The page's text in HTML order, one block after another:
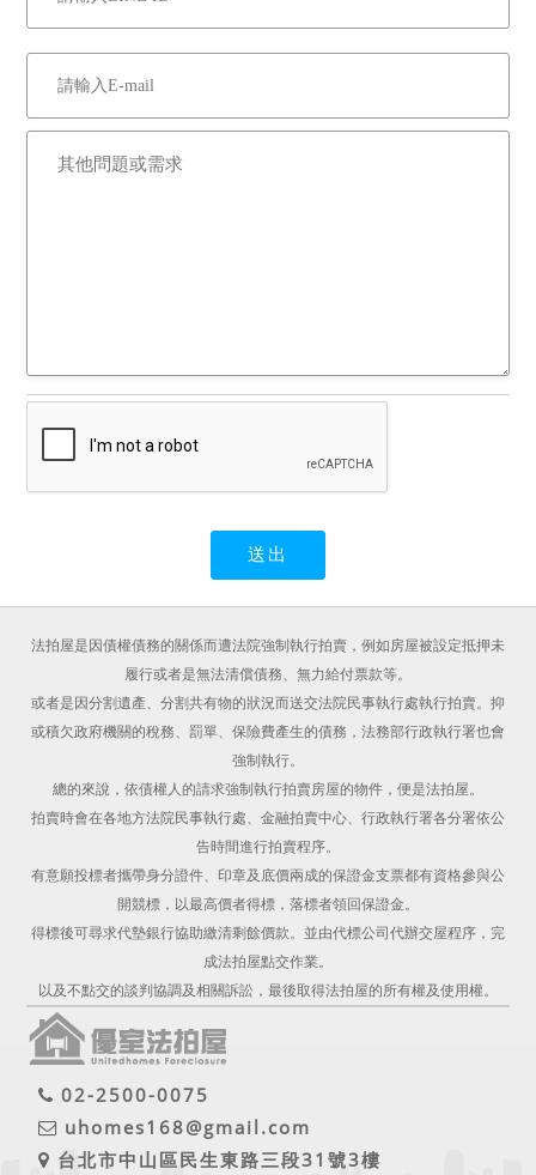
法拍屋是因債權債務的關係而遭法院強制執行拍賣，例如房屋被設定抵押未
履行或者是無法清償債務、無力給付票款等。
或者是因分割遺產、分割共有物的狀況而送交法院民事執行處執行拍賣。抑
或積欠政府機關的稅務、罰單、保險費產生的債務，法務部行政執行署也會
強制執行。
總的來說，依債權人的請求強制執行拍賣房屋的物件，便是法拍屋。
拍賣時會在各地方法院民事執行處、金融拍賣中心、行政執行署各分署依公
告時間進行拍賣程序。
有意願投標者攜帶身分證件、印章及底價兩成的保證金支票都有資格參與公
開競標，以最高價者得標，落標者領回保證金。
得標後可尋求代墊銀行協助繳清剩餘價款。並由代標公司代辦交屋程序，完
成法拍屋點交作業。
以及不點交的談判協調及相關訴訟，最後取得法拍屋的所有權及使用權。
02-2500-0075
uhomes168@gmail.com
台北市中山區民生東路三段31號3樓